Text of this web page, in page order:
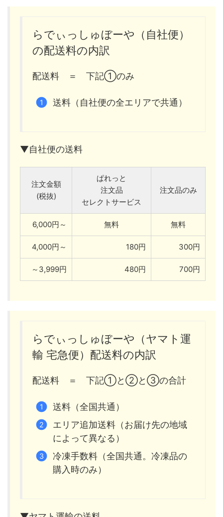
らでぃっしゅぼーや（自社便）
の配送料の内訳
配送料 ＝ 下記①のみ
送料（自社便の全エリアで共通）
▼自社便の送料
注文金額
(税抜)
ぱれっと
注文品
セレクトサービス
注文品のみ
6,000円～ 無料 無料
4,000円～ 180円 300円
～3,999円 480円 700円
らでぃっしゅぼーや（ヤマト運
輸 宅急便）配送料の内訳
配送料 ＝ 下記①と②と③の合計
送料（全国共通）
エリア追加送料（お届け先の地域
によって異なる）
冷凍手数料（全国共通。冷凍品の
購入時のみ）